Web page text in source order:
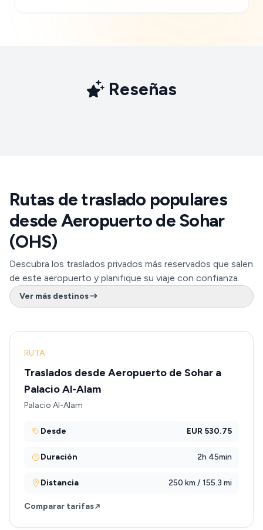
Reseñas
Rutas de traslado populares
desde Aeropuerto de Sohar
(OHS)
Descubra los traslados privados más reservados que salen
de este aeropuerto y planifique su viaje con confianza.
Ver más destinos
RUTA
Traslados desde Aeropuerto de Sohar a
Palacio Al-Alam
Palacio Al-Alam
Desde EUR 530.75
Duración 2h 45min
Distancia 250 km / 155.3 mi
Comparar tarifas